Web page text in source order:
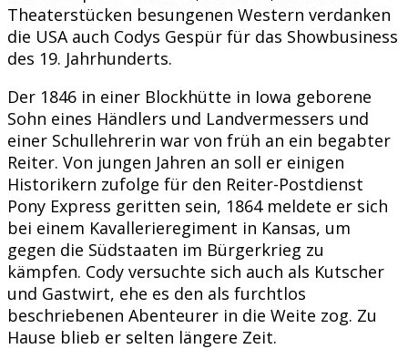
Theaterstücken besungenen Western verdanken
die USA auch Codys Gespür für das Showbusiness
des 19. Jahrhunderts.
Der 1846 in einer Blockhütte in Iowa geborene
Sohn eines Händlers und Landvermessers und
einer Schullehrerin war von früh an ein begabter
Reiter. Von jungen Jahren an soll er einigen
Historikern zufolge für den Reiter-Postdienst
Pony Express geritten sein, 1864 meldete er sich
bei einem Kavallerieregiment in Kansas, um
gegen die Südstaaten im Bürgerkrieg zu
kämpfen. Cody versuchte sich auch als Kutscher
und Gastwirt, ehe es den als furchtlos
beschriebenen Abenteurer in die Weite zog. Zu
Hause blieb er selten längere Zeit.